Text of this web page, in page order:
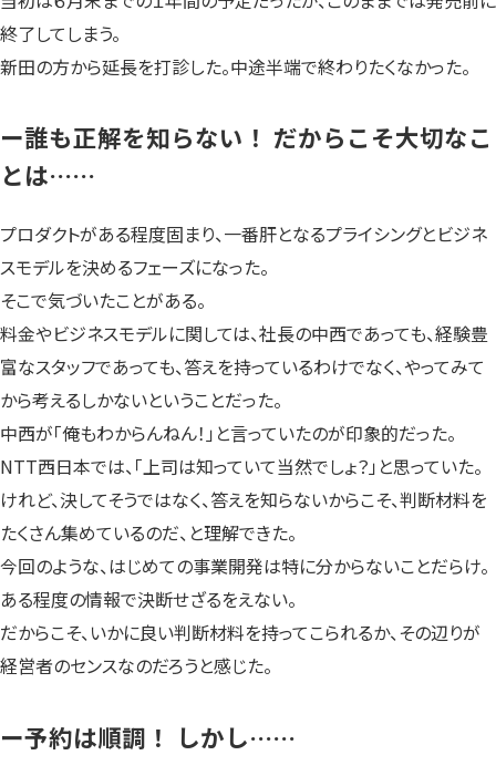
終了してしまう。
新田の方から延長を打診した。中途半端で終わりたくなかった。
ー誰も正解を知らない！ だからこそ大切なこ
とは……
プロダクトがある程度固まり、一番肝となるプライシングとビジネ
スモデルを決めるフェーズになった。
そこで気づいたことがある。
料金やビジネスモデルに関しては、社長の中西であっても、経験豊
富なスタッフであっても、答えを持っているわけでなく、やってみて
から考えるしかないということだった。
中西が「俺もわからんねん！」と言っていたのが印象的だった。
NTT西日本では、「上司は知っていて当然でしょ？」と思っていた。
けれど、決してそうではなく、答えを知らないからこそ、判断材料を
たくさん集めているのだ、と理解できた。
今回のような、はじめての事業開発は特に分からないことだらけ。
ある程度の情報で決断せざるをえない。
だからこそ、いかに良い判断材料を持ってこられるか、その辺りが
経営者のセンスなのだろうと感じた。
ー予約は順調！ しかし……